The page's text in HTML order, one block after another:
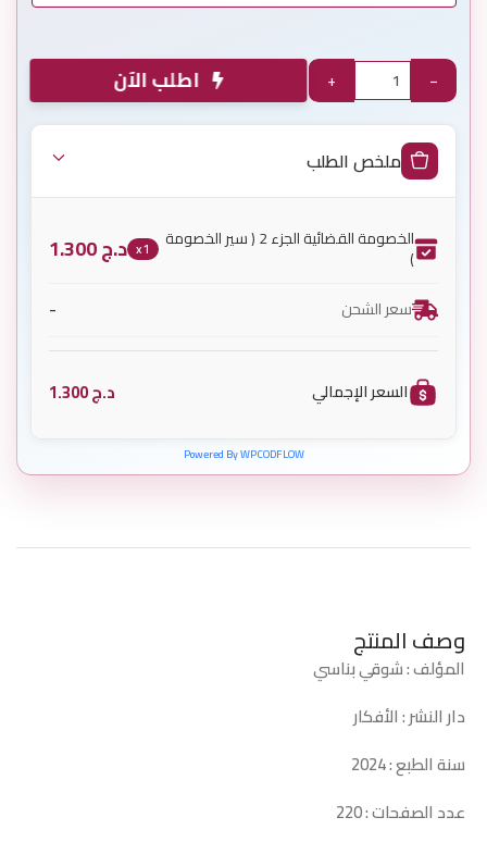
−
+ اطلب الآن
ملخص الطلب
الخصومة القضائية الجزء 2 ( سير الخصومة
)
x1 د.ج
سعر الشحن -
السعر الإجمالي د.ج
Powered By WPCODFLOW
وصف المنتج
المؤلف : شوقي بناسي
دار النشر : الأفكار
سنة الطبع : 2024
عدد الصفحات : 220